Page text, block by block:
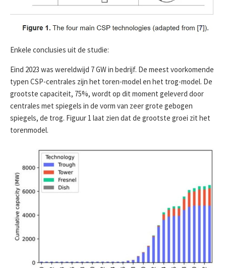
Enkele conclusies uit de studie:
Eind 2023 was wereldwijd 7 GW in bedrijf. De meest voorkomende
typen CSP-centrales zijn het toren-model en het trog-model. De
grootste capaciteit, 75%, wordt op dit moment geleverd door
centrales met spiegels in de vorm van zeer grote gebogen
spiegels, de trog. Figuur 1 laat zien dat de grootste groei zit het
torenmodel.